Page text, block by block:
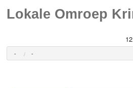
Lokale Omroep
- -